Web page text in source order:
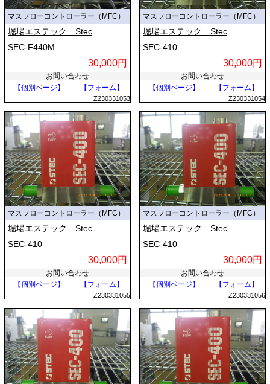
マスフローコントローラー（MFC）
堀場エステック Stec
SEC-F440M
30,000円
お問い合わせ
【個別ページ】
【フォーム】
Z230331053
マスフローコントローラー（MFC）
堀場エステック Stec
SEC-410
30,000円
お問い合わせ
【個別ページ】
【フォーム】
Z230331054
マスフローコントローラー（MFC）
堀場エステック Stec
SEC-410
30,000円
お問い合わせ
【個別ページ】
【フォーム】
Z230331055
マスフローコントローラー（MFC）
堀場エステック Stec
SEC-410
30,000円
お問い合わせ
【個別ページ】
【フォーム】
Z230331056